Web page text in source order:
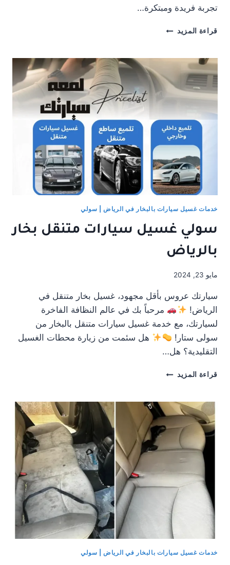
تجربة فريدة ومبتكرة…
قراءة المزيد غسيل
بالبخار
مغسلة
سولي
خدمات غسيل سيارات بالبخار في الرياض | سولي
سولي غسيل سيارات متنقل بخار
بالرياض
مايو 23, 2024
سيارتك عروس بأقل مجهود، غسيل بخار متنقل في
الرياض!
مرحباً بك في عالم النظافة الفاخرة
لسيارتك، مع خدمة غسيل سيارات متنقل بالبخار من
سولى ستار!
هل سئمت من زيارة محطات الغسيل
التقليدية؟ هل…
قراءة المزيد سولي
متنقل
بخار
بالرياض
خدمات غسيل سيارات بالبخار في الرياض | سولي